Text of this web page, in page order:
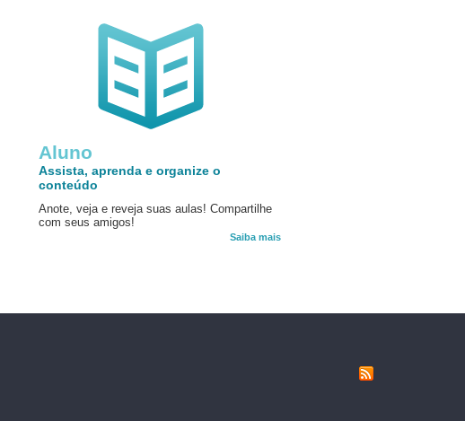
Aluno
Assista, aprenda e organize o
conteúdo
Anote, veja e reveja suas aulas! Compartilhe
com seus amigos!
Saiba mais